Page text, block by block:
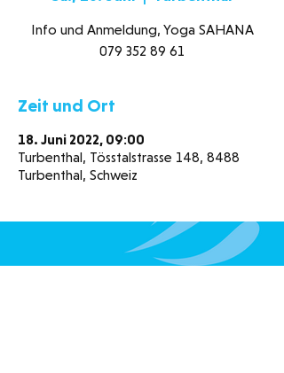
Info und Anmeldung, Yoga SAHANA
079 352 89 61
Zeit und Ort
18. Juni 2022, 09:00
Turbenthal, Tösstalstrasse 148, 8488
Turbenthal, Schweiz